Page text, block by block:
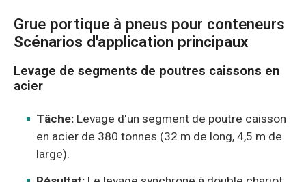
Grue portique à pneus pour conteneurs
Scénarios d'application principaux
Levage de segments de poutres caissons en
acier
Tâche: Levage d'un segment de poutre caisson
en acier de 380 tonnes (32 m de long, 4,5 m de
large).